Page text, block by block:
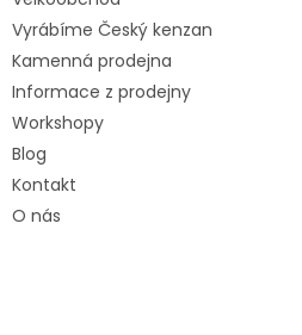
Vyrábíme Český kenzan
Kamenná prodejna
Informace z prodejny
Workshopy
Blog
Kontakt
O nás